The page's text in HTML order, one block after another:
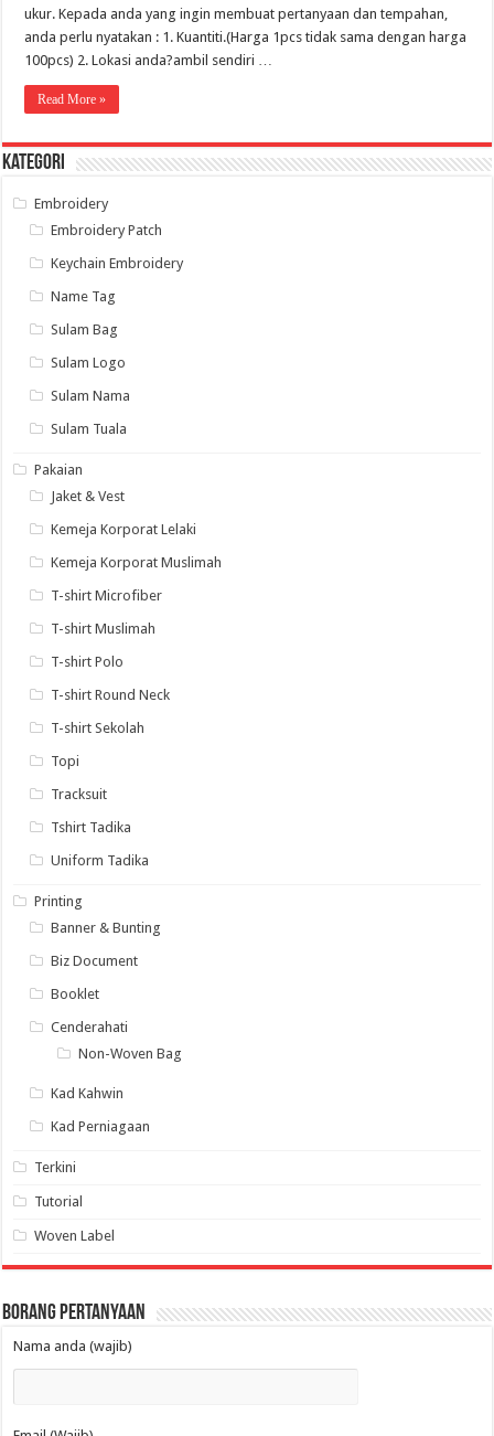
ukur. Kepada anda yang ingin membuat pertanyaan dan tempahan,
anda perlu nyatakan : 1. Kuantiti.(Harga 1pcs tidak sama dengan harga
100pcs) 2. Lokasi anda?ambil sendiri …
Read More »
Kategori
Embroidery
Embroidery Patch
Keychain Embroidery
Name Tag
Sulam Bag
Sulam Logo
Sulam Nama
Sulam Tuala
Pakaian
Jaket & Vest
Kemeja Korporat Lelaki
Kemeja Korporat Muslimah
T-shirt Microfiber
T-shirt Muslimah
T-shirt Polo
T-shirt Round Neck
T-shirt Sekolah
Topi
Tracksuit
Tshirt Tadika
Uniform Tadika
Printing
Banner & Bunting
Biz Document
Booklet
Cenderahati
Non-Woven Bag
Kad Kahwin
Kad Perniagaan
Terkini
Tutorial
Woven Label
Borang Pertanyaan
Nama anda (wajib)